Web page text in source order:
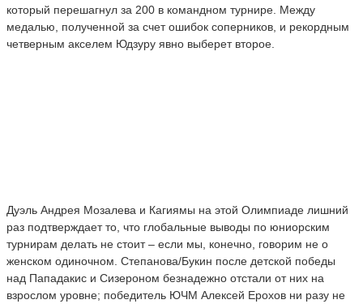
который перешагнул за 200 в командном турнире. Между
медалью, полученной за счет ошибок соперников, и рекордным
четверным акселем Юдзуру явно выберет второе.
Дуэль Андрея Мозалева и Кагиямы на этой Олимпиаде лишний
раз подтверждает то, что глобальные выводы по юниорским
турнирам делать не стоит – если мы, конечно, говорим не о
женском одиночном. Степанова/Букин после детской победы
над Пападакис и Сизероном безнадежно отстали от них на
взрослом уровне; победитель ЮЧМ Алексей Ерохов ни разу не